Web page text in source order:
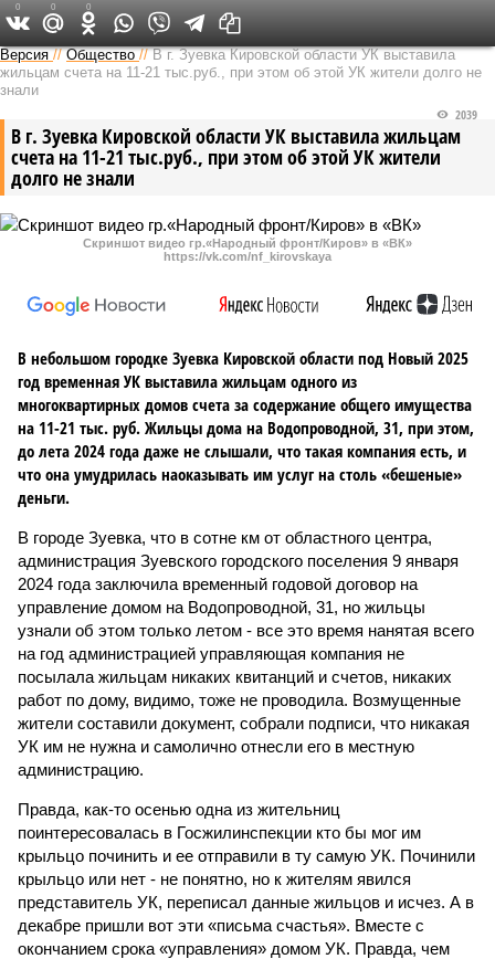
Версия в Кирове
Версия //Общество //В г. Зуевка Кировской области УК выставила
жильцам счета на 11-21 тыс.руб., при этом об этой УК жители долго не
знали
В г. Зуевка Кировской области УК выставила жильцам
счета на 11-21 тыс.руб., при этом об этой УК жители
долго не знали
2039
Скриншот видео гр.«Народный фронт/Киров» в «ВК»
https://vk.com/nf_kirovskaya
В небольшом городке Зуевка Кировской области под Новый 2025
год временная УК выставила жильцам одного из
многоквартирных домов счета за содержание общего имущества
на 11-21 тыс. руб. Жильцы дома на Водопроводной, 31, при этом,
до лета 2024 года даже не слышали, что такая компания есть, и
что она умудрилась наоказывать им услуг на столь «бешеные»
деньги.
В городе Зуевка, что в сотне км от областного центра,
администрация Зуевского городского поселения 9 января
2024 года заключила временный годовой договор на
управление домом на Водопроводной, 31, но жильцы
узнали об этом только летом - все это время нанятая всего
на год администрацией управляющая компания не
посылала жильцам никаких квитанций и счетов, никаких
работ по дому, видимо, тоже не проводила. Возмущенные
жители составили документ, собрали подписи, что никакая
УК им не нужна и самолично отнесли его в местную
администрацию.
Правда, как-то осенью одна из жительниц
поинтересовалась в Госжилинспекции кто бы мог им
крыльцо починить и ее отправили в ту самую УК. Починили
крыльцо или нет - не понятно, но к жителям явился
представитель УК, переписал данные жильцов и исчез. А в
декабре пришли вот эти «письма счастья». Вместе с
окончанием срока «управления» домом УК. Правда, чем
0 0 0